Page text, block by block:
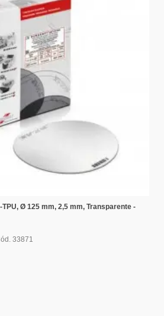
TPU, Ø 125 mm, 2,5 mm, Transparente -
33871